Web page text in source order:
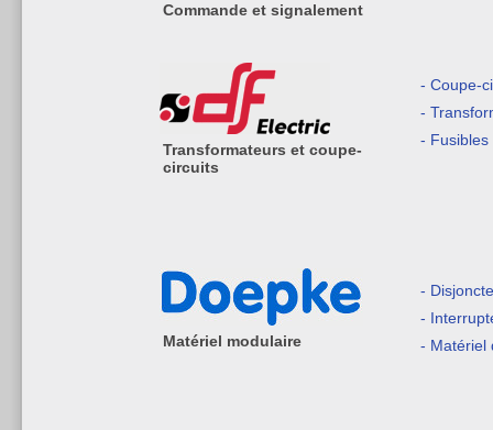
Commande et signalement
Transformateurs et coupe-
circuits
- Coupe-
-
- Fusibles
Matériel modulaire
-
-
- Matériel